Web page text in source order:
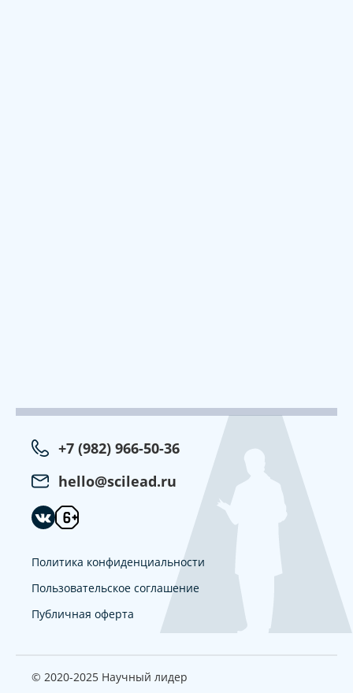
+7 (982) 966-50-36
hello@scilead.ru
Политика конфиденциальности
Пользовательское соглашение
Публичная оферта
© 2020-2025 Научный лидер